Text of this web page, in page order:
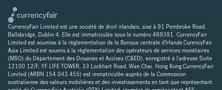
CurrencyFair Limited est une société de droit irlandais, sise à 91 Pembroke Road,
Ballsbridge, Dublin 4. Elle est immatriculée sous le numéro 469391. CurrencyFair
Limited est soumise à la réglementation de la Banque centrale d'Irlande.CurencyFair
Asia Limited est soumis à la réglementation des opérateurs de services monétaires
(MSO) du Département des Douanes et Accises (C&ED), enregistré à l'adresse Suite
12100 12/F, YF LIFE TOWER, 33 Lockhart Road, Wan Chai. Hong Kong.CurrencyFair
Limited (ARBN 154 043 455) est immatriculée auprès de la Commission
australienne des valeurs mobilières et des investissements en tant que représentant